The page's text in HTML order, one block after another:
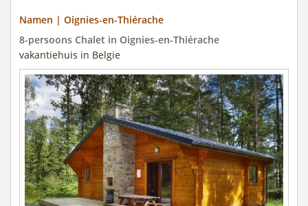
Namen | Oignies-en-Thiérache
8-persoons Chalet in Oignies-en-Thiérache
vakantiehuis in Belgie